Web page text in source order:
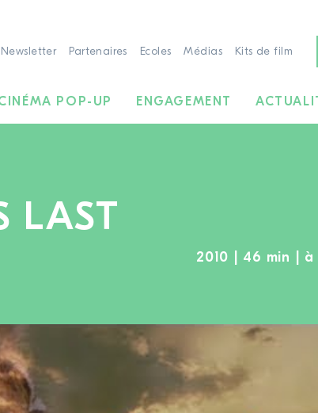
Newsletter Partenaires Ecoles Médias Kits de film
POP-UP ENGAGEMENT
LAST
2010 | 46 min |